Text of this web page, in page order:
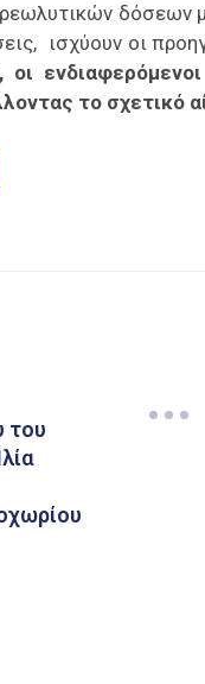
δόσεων
ισχύουν οι
οι
το σχετικό
του